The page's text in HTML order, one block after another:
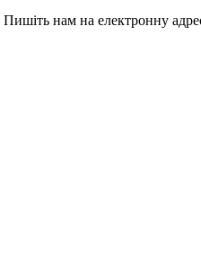
Пишіть нам на електронну